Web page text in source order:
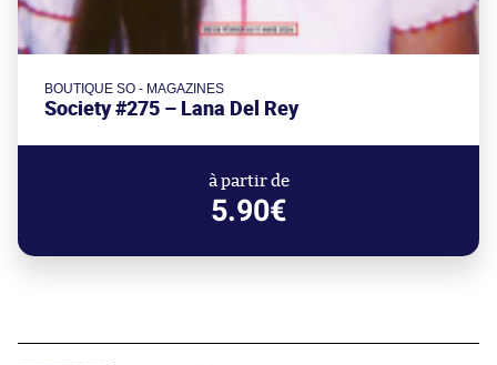
BOUTIQUE SO - MAGAZINES
Society #275 – Lana Del Rey
à partir de
5.90€